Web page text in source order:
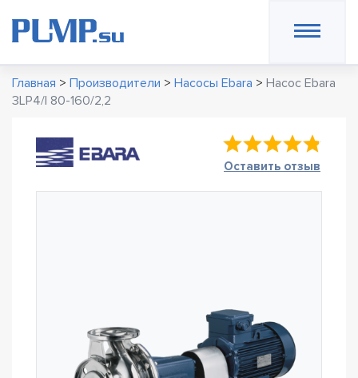
Главная > Производители > Насосы Ebara > Насос Ebara
3LP4/I 80-160/2,2
Оставить отзыв